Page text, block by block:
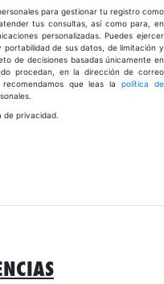
para gestionar tu registro como
tus consultas, así como para, en
personalizadas. Puedes ejercer
de sus datos, de limitación y
de decisiones basadas únicamente en
procedan, en la dirección de correo
recomendamos que leas lapolítica de
de privacidad.